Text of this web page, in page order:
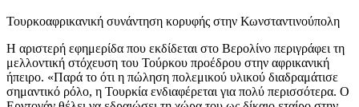
Τουρκοαφρικανική συνάντηση κορυφής στην Κωνσταντινούπολη
Η αριστερή εφημερίδα που εκδίδεται στο Βερολίνο περιγράφει τη
μελλοντική στόχευση του Τούρκου προέδρου στην αφρικανική
ήπειρο. «Παρά το ότι η πώληση πολεμικού υλικού διαδραμάτισε
σημαντικό ρόλο, η Τουρκία ενδιαφέρεται για πολύ περισσότερα. Ο